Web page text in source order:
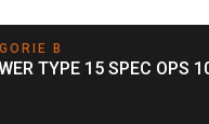
B
TYPE 15 SPEC OPS